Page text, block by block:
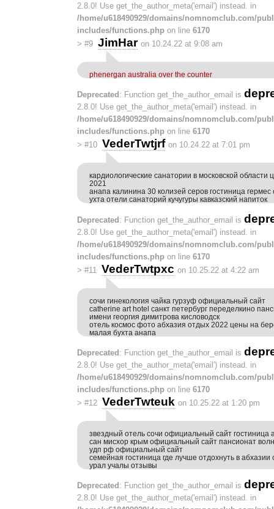
2.8.0! Use get_the_author_meta('email') instead. in
/home/u618490929/domains/nomnomclub.com/
includes/functions.php on line 6170
> #9 JimHar on 10.24.22 at 9:08 am
phenergan australia over the counter
Deprecated : Function get_the_author_email is
2.8.0! Use get_the_author_meta('email') instead. in
/home/u618490929/domains/nomnomclub.com/
includes/functions.php on line 6170
> #10 VederTwtjrf on 10.24.22 at 7:01 pm
кардиологические санатории в московской области
2021
анапа калинина 30 колизей серов гостиница гермес
ухта отели санаторий кучугуры кавказский напиток
Deprecated: Function get_the_author_email is
2.8.0! Use get_the_author_meta('email') instead. in
/home/u618490929/domains/nomnomclub.com/
includes/functions.php on line 6170
> #11 VederTwtpxc on 10.25.22 at 4:22 am
сочи гинекология чайка гурзуф официальный сайт
catherine art hotel санкт петербург переделкино
имени георгия димитрова кисловодск
отель космос фото абхазия отдых 2022 цены на
малая бухта анапа
Deprecated : Function get_the_author_email is
2.8.0! Use get_the_author_meta('email') instead. in
/home/u618490929/domains/nomnomclub.com/
includes/functions.php on line 6170
> #12 VederTwteuk on 10.25.22 at 1:20 pm
звездный отель сочи официальный сайт гостиница
сан мисхор крым официальный сайт пансионат
удп рф официальный сайт
семейная гостиница где лучше отдохнуть в абхазии
урал учалы отзывы
Deprecated : Function get_the_author_email is
2.8.0! Use get_the_author_meta('email') instead. in